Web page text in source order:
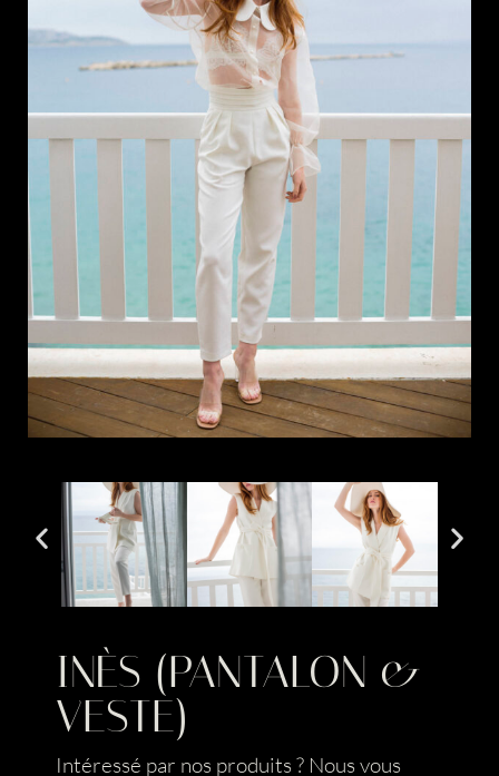
INÈS (PANTALON &
VESTE)
Intéressé par nos produits ? Nous vous